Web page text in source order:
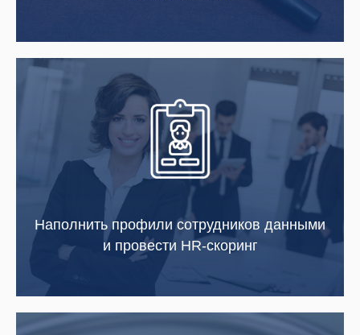
Наполнить профили сотрудников данными
и провести HR-скоринг